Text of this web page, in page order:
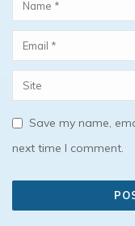
Save my name,
next time I comment.